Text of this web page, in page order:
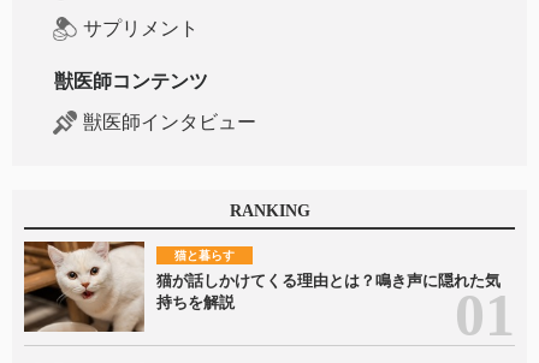
サプリメント
獣医師コンテンツ
獣医師インタビュー
RANKING
猫と暮らす
猫が話しかけてくる理由とは？鳴き声に隠れた気
持ちを解説